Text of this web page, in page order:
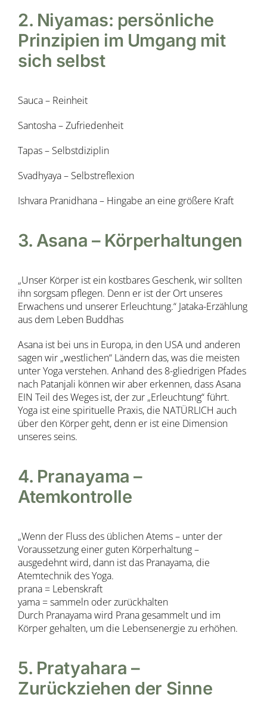
2. Niyamas: persönliche
Prinzipien im Umgang mit
sich selbst
Sauca – Reinheit
Santosha – Zufriedenheit
Tapas – Selbstdiziplin
Svadhyaya – Selbstreflexion
Ishvara Pranidhana – Hingabe an eine größere Kraft
3. Asana – Körperhaltungen
„Unser Körper ist ein kostbares Geschenk, wir sollten
ihn sorgsam pflegen. Denn er ist der Ort unseres
Erwachens und unserer Erleuchtung.“ Jataka-Erzählung
aus dem Leben Buddhas
Asana ist bei uns in Europa, in den USA und anderen
sagen wir „westlichen“ Ländern das, was die meisten
unter Yoga verstehen. Anhand des 8-gliedrigen Pfades
nach Patanjali können wir aber erkennen, dass Asana
EIN Teil des Weges ist, der zur „Erleuchtung“ führt.
Yoga ist eine spirituelle Praxis, die NATÜRLICH auch
über den Körper geht, denn er ist eine Dimension
unseres seins.
4. Pranayama –
Atemkontrolle
„Wenn der Fluss des üblichen Atems – unter der
Voraussetzung einer guten Körperhaltung –
ausgedehnt wird, dann ist das Pranayama, die
Atemtechnik des Yoga.
prana = Lebenskraft
yama = sammeln oder zurückhalten
Durch Pranayama wird Prana gesammelt und im
Körper gehalten, um die Lebensenergie zu erhöhen.
5. Pratyahara –
Zurückziehen der Sinne